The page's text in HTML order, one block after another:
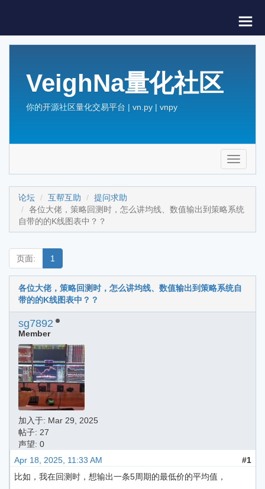
VeighNa量化社区
你的开源社区量化交易平台 | vn.py | vnpy
Toggle
论坛 互帮互助
提问求助
各位大佬，策略回测时，怎么讲均线、数值输出到策略系统
自带的的K线图表中？？
页面: 1
各位大佬，策略回测时，怎么讲均线、数值输出到策略系统自
带的的K线图表中？？
sg7892
Member
加入于: Mar 29, 2025
帖子: 27
声望: 0
Apr 18, 2025, 11:33 AM
#1
比如，我在回测时，想输出一条5周期的最低价的平均值，